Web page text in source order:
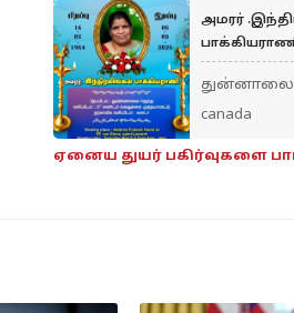
அமரர்
துன்னாலை
canada
ஏனைய துயர் பகிர்வுகளை